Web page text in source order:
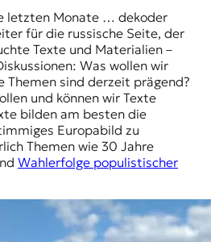
letzten Monate … dekoder
für die russische Seite, der
Texte und Materialien –
Was wollen wir
Themen sind derzeit prägend?
und können wir Texte
bilden am besten die
Europabild zu
Themen wie 30 Jahre
Wahlerfolge populistischer